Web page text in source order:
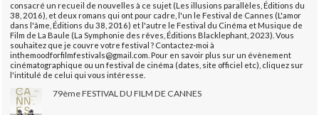
consacré un recueil de nouvelles à ce sujet (Les illusions parallèles, Éditions du
38, 2016), et deux romans qui ont pour cadre, l'un le Festival de Cannes (L'amor
dans l'âme, Éditions du 38, 2016) et l'autre le Festival du Cinéma et Musique de
Film de La Baule (La Symphonie des rêves, Éditions Blacklephant, 2023). Vous
souhaitez que je couvre votre festival ? Contactez-moi à
inthemoodforfilmfestivals@gmail.com. Pour en savoir plus sur un évènement
cinématographique ou un festival de cinéma (dates, site officiel etc), cliquez sur
l'intitulé de celui qui vous intéresse.
79ème FESTIVAL DU FILM DE CANNES